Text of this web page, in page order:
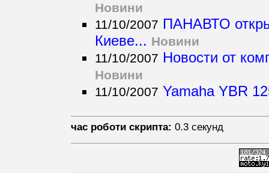
Новини
11/10/2007 ПАНАВТО
Киеве... Новини
11/10/2007 Новости от
Новини
11/10/2007 Yamaha YBR
час роботи скрипта: 0.3 секунд